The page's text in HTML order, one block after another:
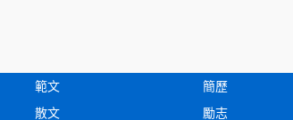
範文 簡歷
散文
勵志